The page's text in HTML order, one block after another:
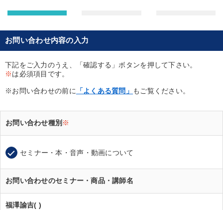
お問い合わせ内容の入力
下記をご入力のうえ、「確認する」ボタンを押して下さい。
※は必須項目です。
※お問い合わせの前に 「よくある質問」 もご覧ください。
お問い合わせ種別 ※
セミナー・本・音声・動画について
お問い合わせのセミナー・商品・講師名
福澤諭吉( )